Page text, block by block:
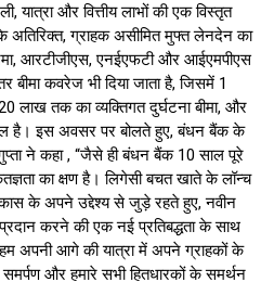
यात्रा और वित्तीय लाभों की एक विस्तृत
ग्राहक असीमित मुफ्त लेनदेन का
आरटीजीएस, एनईएफटी और आईएमपीएस
बीमा कवरेज भी दिया जाता है, जिसमें ₹1
लाख तक का व्यक्तिगत दुर्घटना बीमा, और
है। इस अवसर पर बोलते हुए, बंधन बैंक के
ने कहा , “जैसे ही बंधन बैंक 10 साल पूरे
का क्षण है। लिगेसी बचत खाते के लॉन्च
के अपने उद्देश्य से जुड़े रहते हुए, नवीन
करने की एक नई प्रतिबद्धता के साथ
अपनी आगे की यात्रा में अपने ग्राहकों के
और हमारे सभी हितधारकों के समर्थन